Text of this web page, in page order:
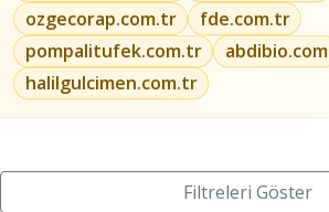
ozgecorap.com.tr
fde.com.tr
pompalitufek.com.tr
abdibio.com
halilgulcimen.com.tr
Filtreleri Göster